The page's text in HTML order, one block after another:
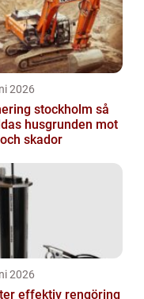
2026
stockholm så
husgrunden mot
skador
2026